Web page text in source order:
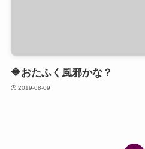
🔷おたふく風邪かな？
2019-08-09